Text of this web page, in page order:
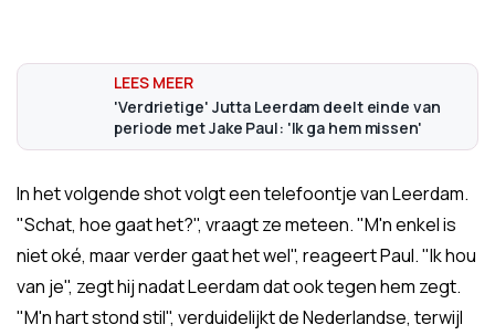
'Verdrietige' Jutta Leerdam deelt einde van
periode met Jake Paul: 'Ik ga hem missen'
In het volgende shot volgt een telefoontje van Leerdam.
"Schat, hoe gaat het?", vraagt ze meteen. "M'n enkel is
niet oké, maar verder gaat het wel", reageert Paul. "Ik hou
van je", zegt hij nadat Leerdam dat ook tegen hem zegt.
"M'n hart stond stil", verduidelijkt de Nederlandse, terwijl